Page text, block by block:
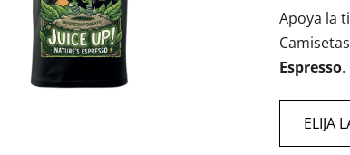
del
producto
es
de
sobre
Apoya la
Espresso.
ELIJA